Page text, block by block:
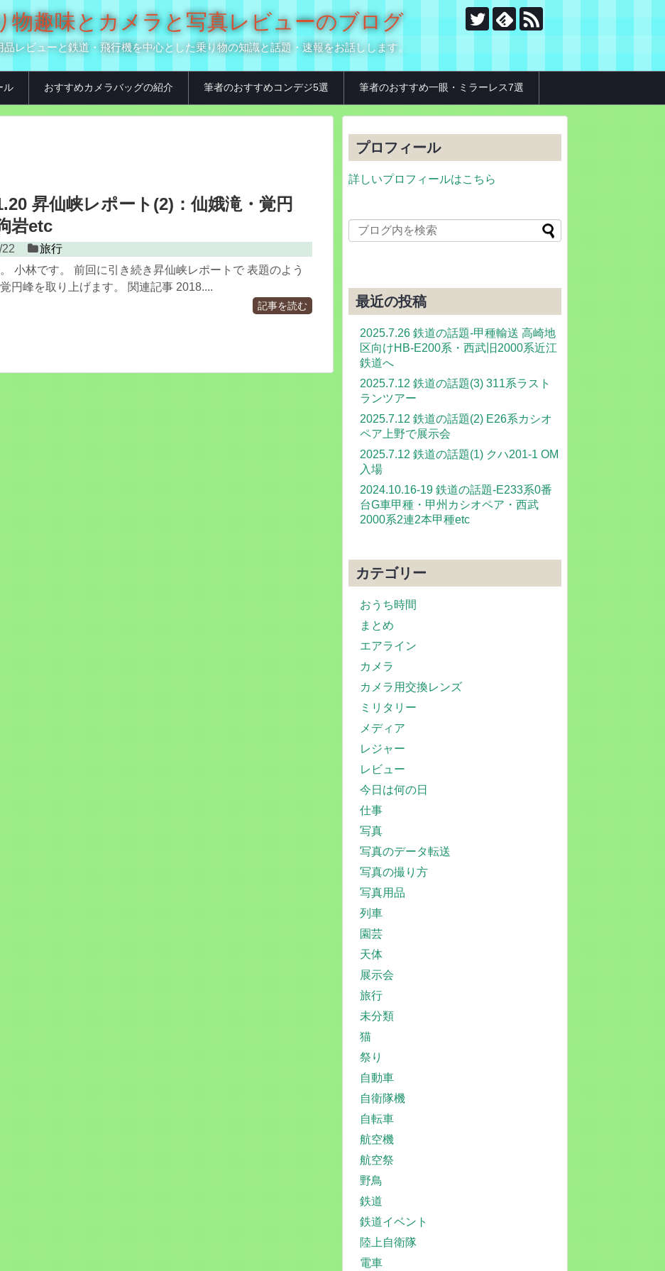
物趣味とカメラと写真レビューのブログ
レビューと鉄道・飛行機を中心とした乗り物の知識と話題・速報をお話しします。
ル おすすめカメラバッグの紹介 筆者のおすすめコンデジ5選 筆者のおすすめ一眼・ミラーレス7選
昇仙峡レポート(2)：仙娥滝・覚円
岩etc
旅行
小林です。 前回に引き続き昇仙峡レポートで 表題のよう
円峰を取り上げます。 関連記事 2018....
記事を読む
プロフィール
詳しいプロフィールはこちら
最近の投稿
2025.7.26 鉄道の話題-甲種輸送 高崎地
区向けHB-E200系・西武旧2000系近江
鉄道へ
2025.7.12 鉄道の話題(3) 311系ラスト
ランツアー
2025.7.12 鉄道の話題(2) E26系カシオ
ペア上野で展示会
2025.7.12 鉄道の話題(1) クハ201-1 OM
入場
2024.10.16-19 鉄道の話題-E233系0番
台G車甲種・甲州カシオペア・西武
2000系2連2本甲種etc
カテゴリー
おうち時間
まとめ
エアライン
カメラ
カメラ用交換レンズ
ミリタリー
メディア
レジャー
レビュー
今日は何の日
仕事
写真
写真のデータ転送
写真の撮り方
写真用品
列車
園芸
天体
展示会
旅行
未分類
猫
祭り
自動車
自衛隊機
自転車
航空機
航空祭
野鳥
鉄道
鉄道イベント
陸上自衛隊
電車